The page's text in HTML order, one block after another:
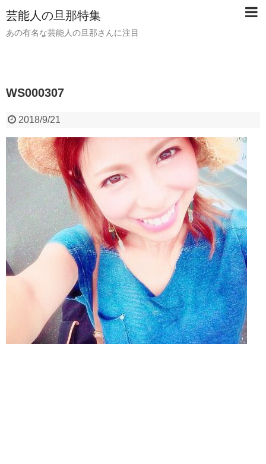
芸能人の旦那特集
あの有名な芸能人の旦那さんに注目
WS000307
2018/9/21